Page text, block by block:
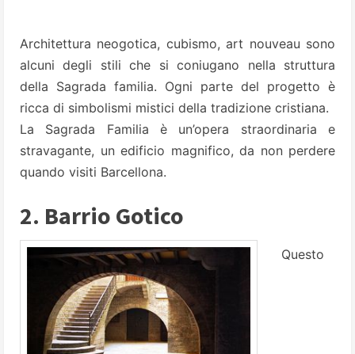
Architettura neogotica, cubismo, art nouveau sono
alcuni degli stili che si coniugano nella struttura
della Sagrada familia. Ogni parte del progetto è
ricca di simbolismi mistici della tradizione cristiana.
La Sagrada Familia è un’opera straordinaria e
stravagante, un edificio magnifico, da non perdere
quando visiti Barcellona.
2. Barrio Gotico
Questo